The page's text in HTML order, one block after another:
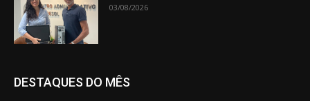
03/08/2026
DESTAQUES DO MÊS